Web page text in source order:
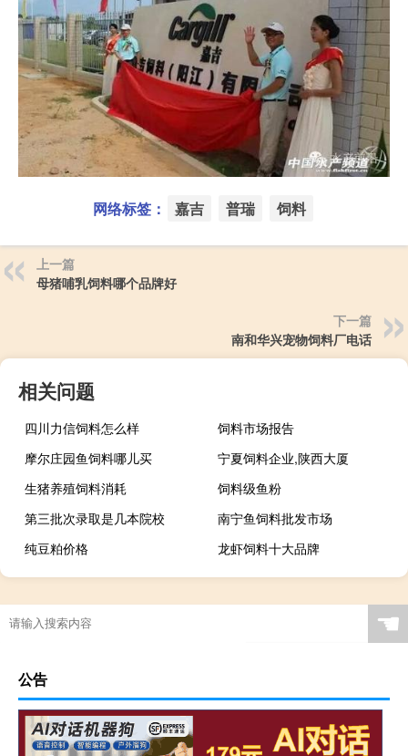
网络标签： 嘉吉 普瑞 饲料
上一篇
母猪哺乳饲料哪个品牌好
下一篇
南和华兴宠物饲料厂电话
相关问题
四川力信饲料怎么样
饲料市场报告
摩尔庄园鱼饲料哪儿买
宁夏饲料企业,陕西大厦
生猪养殖饲料消耗
饲料级鱼粉
第三批次录取是几本院校
南宁鱼饲料批发市场
纯豆粕价格
龙虾饲料十大品牌
☚
公告